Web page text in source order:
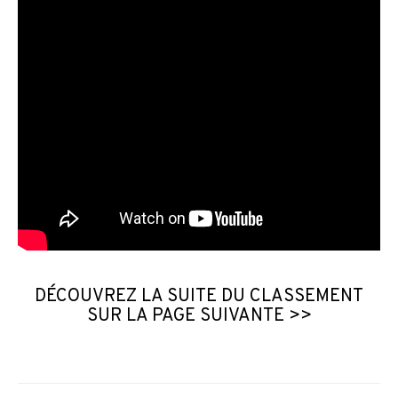
DÉCOUVREZ LA SUITE DU CLASSEMENT
SUR LA PAGE SUIVANTE >>